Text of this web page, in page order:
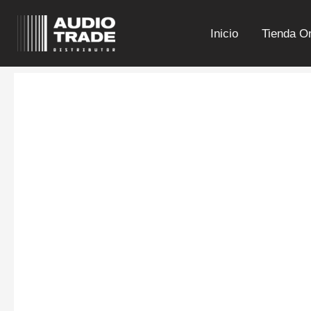
contenido
Inicio Tienda